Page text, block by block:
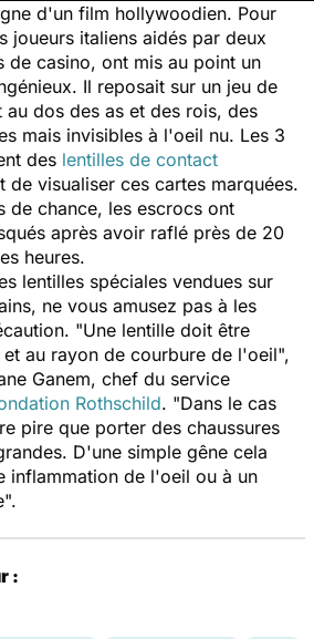
d'un film hollywoodien. Pour
joueurs italiens aidés par deux
de casino, ont mis au point un
Il reposait sur un jeu de
dos des as et des rois, des
mais invisibles à l'oeil nu. Les 3
des lentilles de contact
de visualiser ces cartes marquées.
de chance, les escrocs ont
après avoir raflé près de 20
heures.
lentilles spéciales vendues sur
ne vous amusez pas à les
"Une lentille doit être
au rayon de courbure de l'oeil",
Ganem, chef du service
Rothschild. "Dans le cas
pire que porter des chaussures
D'une simple gêne cela
inflammation de l'oeil ou à un
: